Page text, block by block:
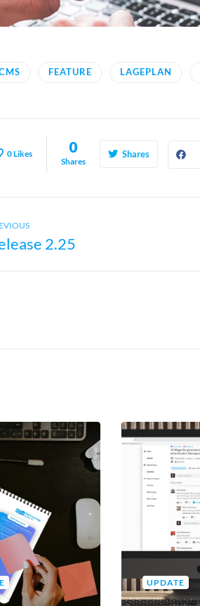
FEATURE LAGEPLAN
0Likes 0
Shares
Shares
Previous
post:2.25
UPDATE